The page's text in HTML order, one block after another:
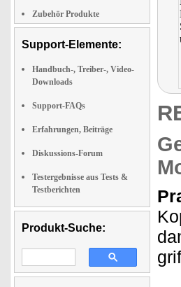
Zubehör Produkte
Support-Elemente:
Handbuch-, Treiber-, Video-
Downloads
Support-FAQs
Erfahrungen, Beiträge
Diskussions-Forum
Testergebnisse aus Tests &
Testberichten
Produkt-Suche: